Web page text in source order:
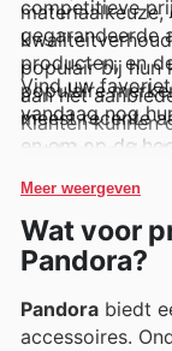
populair bij hun
aan het
Klanten kunnen
ontdekken via
en online
aanbiedingen
competitieve
gegarandeerde
producten, en
populaire
meest recente
en om op de
Vind uw
vandaag nog
Meer weergeven
Wat voor
Pandora?
Pandora biedt
accessoires.